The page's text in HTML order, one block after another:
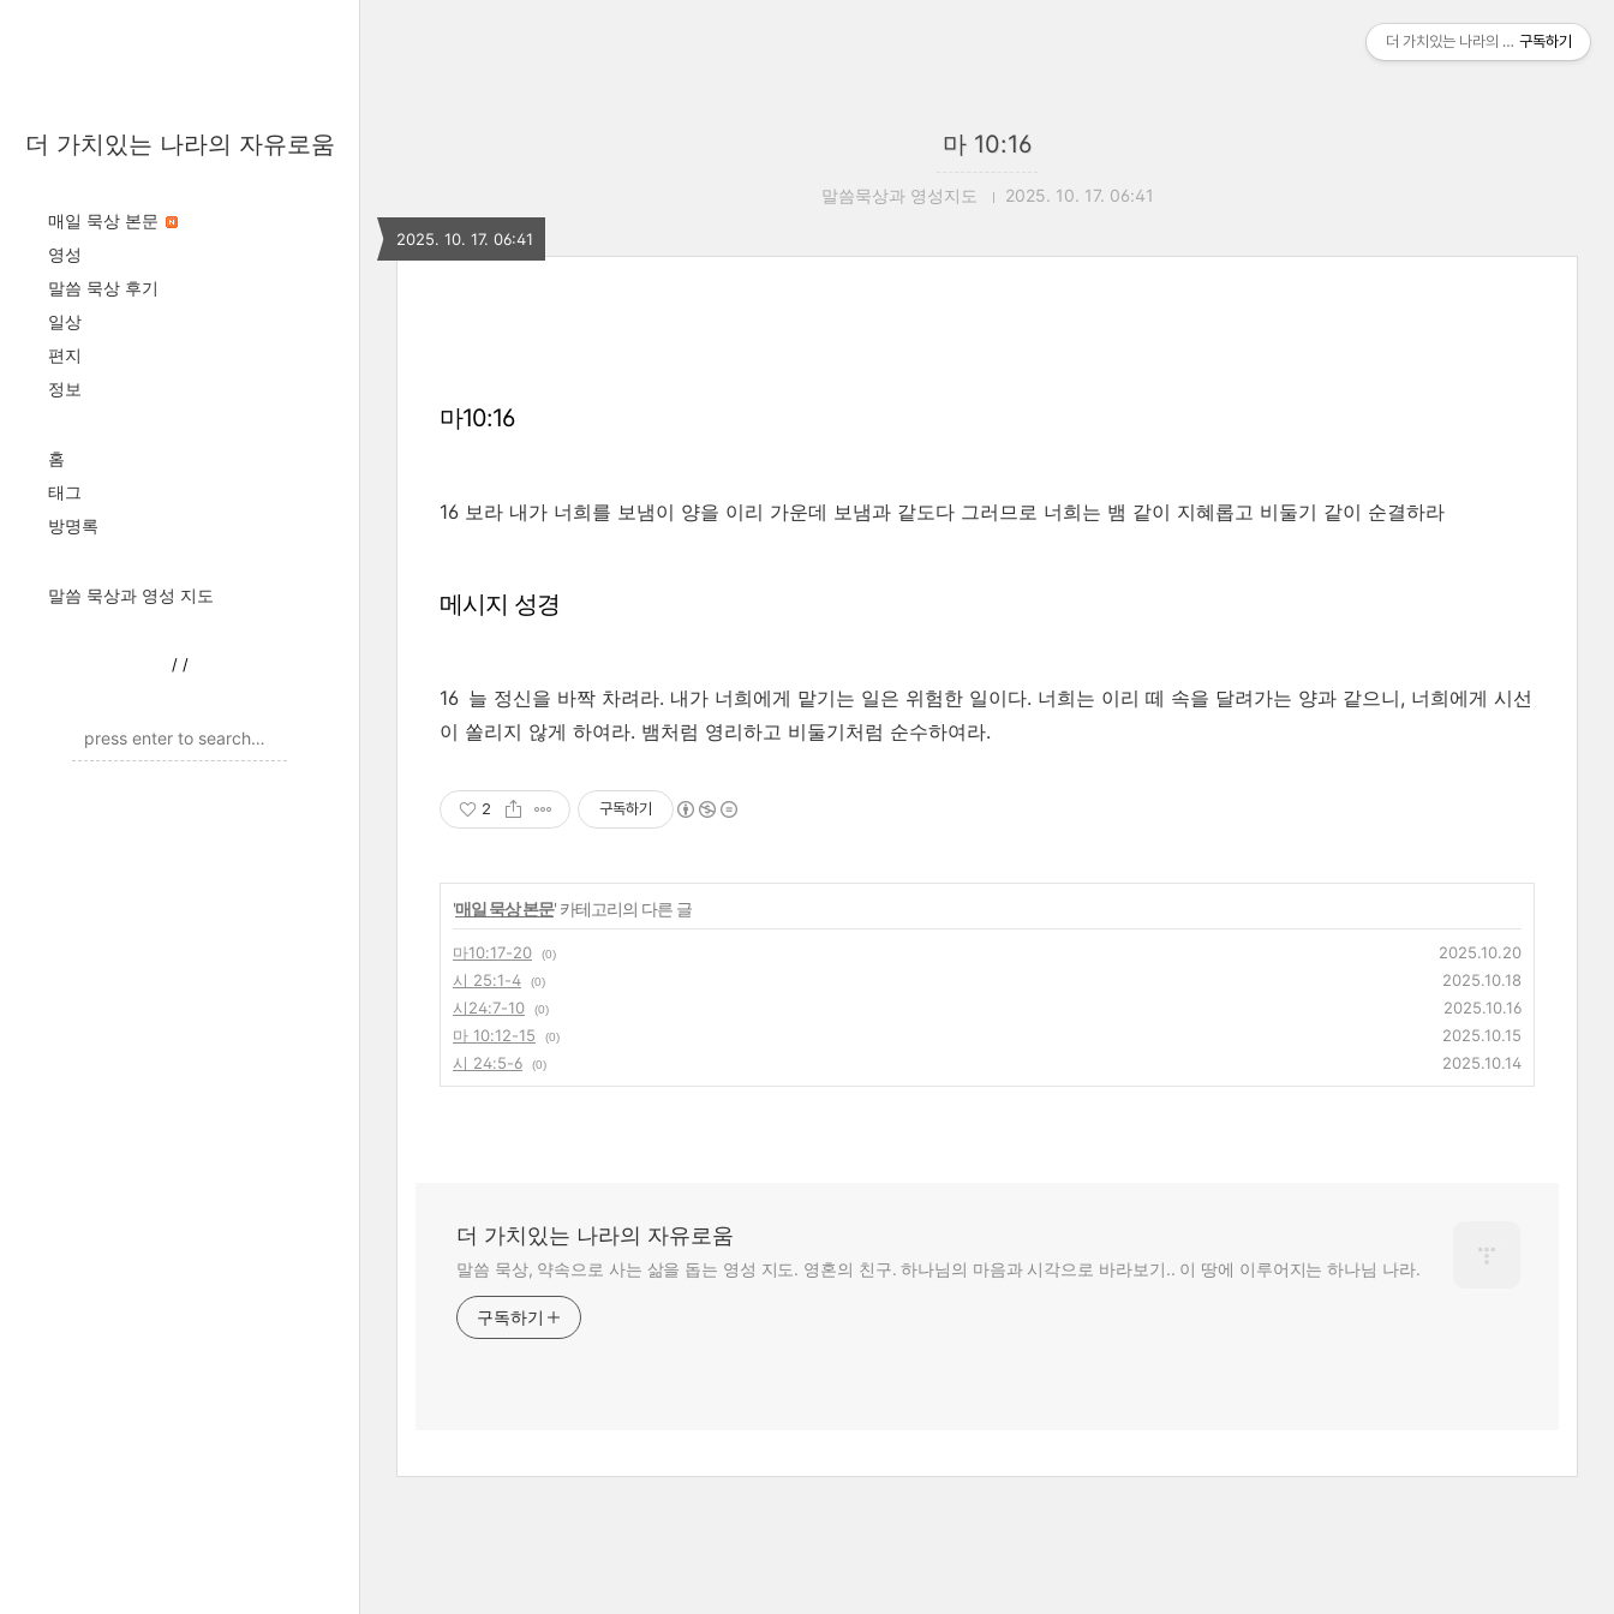
더 가치있는 나라의 자유로움
매일 묵상 본문
영성
말씀 묵상 후기
일상
편지
정보
홈
태그
방명록
말씀 묵상과 영성 지도
/ /
마 10:16
말씀묵상과 영성지도 2025. 10. 17. 06:41
2025. 10. 17. 06:41
마10:16
16 보라 내가 너희를 보냄이 양을 이리 가운데 보냄과 같도다 그러므로 너희는 뱀 같이 지혜롭고 비둘기 같이 순결하라
메시지 성경
16 늘 정신을 바짝 차려라. 내가 너희에게 맡기는 일은 위험한 일이다. 너희는 이리 떼 속을 달려가는 양과 같으니, 너희에게 시선
이 쏠리지 않게 하여라. 뱀처럼 영리하고 비둘기처럼 순수하여라.
2 구독하기
'매일 묵상 본문' 카테고리의 다른 글
마10:17-20 (0)
2025.10.20
시 25:1-4
(0)
2025.10.18
시24:7-10
(0)
2025.10.16
마 10:12-15
(0)
2025.10.15
시 24:5-6
(0) 2025.10.14
더 가치있는 나라의 자유로움
말씀 묵상, 약속으로 사는 삶을 돕는 영성 지도. 영혼의 친구. 하나님의 마음과 시각으로 바라보기.. 이 땅에 이루어지는 하나님 나라.
구독하기
더 가치있는 나라의 자유로움
구독하기